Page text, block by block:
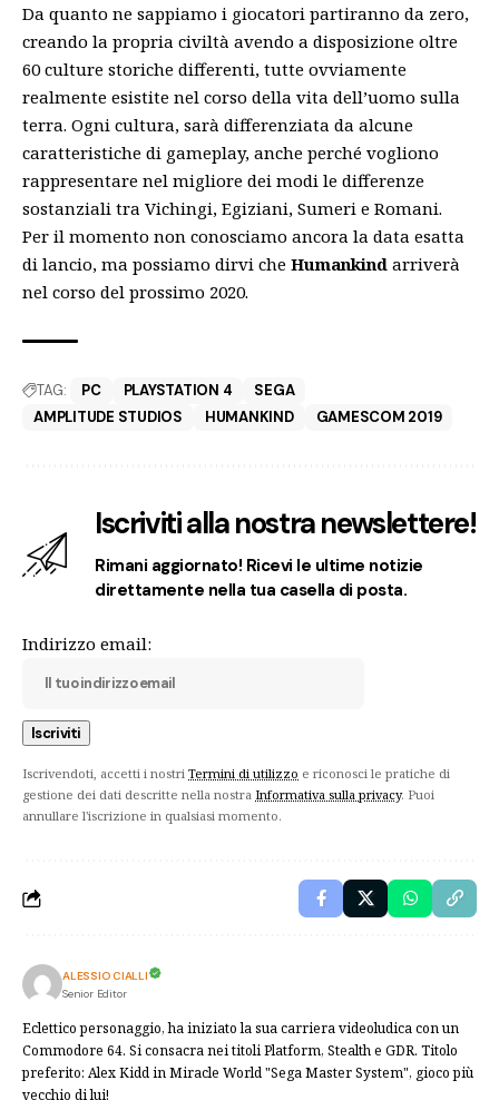
Da quanto ne sappiamo i giocatori partiranno da zero,
creando la propria civiltà avendo a disposizione oltre
60 culture storiche differenti, tutte ovviamente
realmente esistite nel corso della vita dell’uomo sulla
terra. Ogni cultura, sarà differenziata da alcune
caratteristiche di gameplay, anche perché vogliono
rappresentare nel migliore dei modi le differenze
sostanziali tra Vichingi, Egiziani, Sumeri e Romani.
Per il momento non conosciamo ancora la data esatta
di lancio, ma possiamo dirvi che Humankind arriverà
nel corso del prossimo 2020.
TAG: PC PLAYSTATION 4
SEGA
AMPLITUDE STUDIOS
HUMANKIND GAMESCOM 2019
Iscriviti alla nostra newslettere!
Rimani aggiornato! Ricevi le ultime notizie
direttamente nella tua casella di posta.
Indirizzo email:
Iscrivendoti, accetti i nostri Termini di utilizzo e riconosci le pratiche di
gestione dei dati descritte nella nostra Informativa sulla privacy. Puoi
annullare l'iscrizione in qualsiasi momento.
ALESSIO CIALLI
Senior Editor
Eclettico personaggio, ha iniziato la sua carriera videoludica con un
Commodore 64. Si consacra nei titoli Platform, Stealth e GDR. Titolo
preferito: Alex Kidd in Miracle World "Sega Master System", gioco più
vecchio di lui!